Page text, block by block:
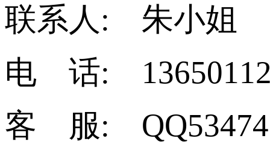
联系人: 朱小姐
电 话:
客 服: